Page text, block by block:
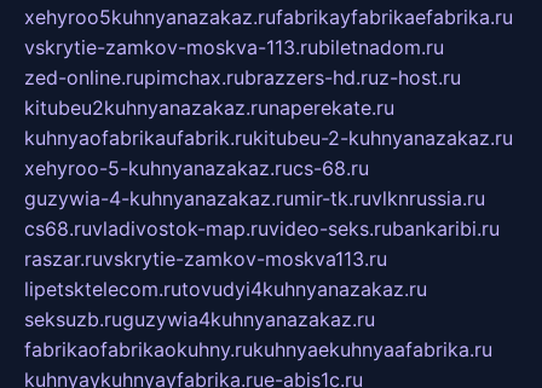
xehyroo5kuhnyanazakaz.rufabrikayfabrikaefabrika.ru
vskrytie-zamkov-moskva-113.rubiletnadom.ru
zed-online.rupimchax.rubrazzers-hd.ruz-host.ru
kitubeu2kuhnyanazakaz.runaperekate.ru
kuhnyaofabrikaufabrik.rukitubeu-2-kuhnyanazakaz.ru
xehyroo-5-kuhnyanazakaz.rucs-68.ru
guzywia-4-kuhnyanazakaz.rumir-tk.ruvlknrussia.ru
cs68.ruvladivostok-map.ruvideo-seks.rubankaribi.ru
raszar.ruvskrytie-zamkov-moskva113.ru
lipetsktelecom.rutovudyi4kuhnyanazakaz.ru
seksuzb.ruguzywia4kuhnyanazakaz.ru
fabrikaofabrikaokuhny.rukuhnyaekuhnyaafabrika.ru
kuhnyaykuhnyayfabrika.rue-abis1c.ru